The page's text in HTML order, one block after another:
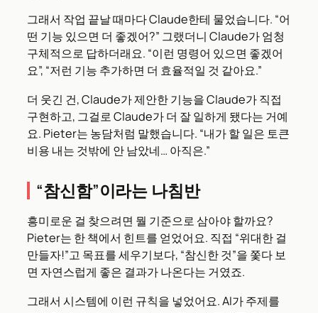
그래서 작업 끝날 때마다 Claude한테 물었습니다. “어
떤 기능 있으면 더 좋겠어?” 그랬더니 Claude가 엄청
구체적으로 답하더래요. “이런 명령어 있으면 좋겠어
요”, “저런 기능 추가하면 더 효율적일 것 같아요.”
더 웃긴 건, Claude가 제안한 기능을 Claude가 직접
구현하고, 그걸로 Claude가 더 잘 일하게 됐다는 거예
요. Pieter는 농담처럼 말했습니다. “내가 할 일은 토큰
비용 내는 것밖에 안 남았네… 아직은.”
“참신함”이라는 나침반
흥미로운 걸 찾으려면 뭘 기준으로 삼아야 할까요?
Pieter는 한 책에서 힌트를 얻었어요. 직접 “위대한 걸
만들자!”고 목표를 세우기보다, “참신한 것”을 쫓다 보
면 자연스럽게 좋은 결과가 나온다는 거였죠.
그래서 시스템에 이런 규칙을 넣었어요. AI가 주제를